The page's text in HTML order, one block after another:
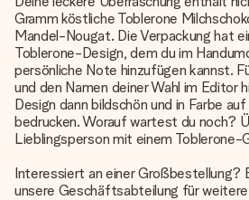
Gramm köstliche Toblerone
Mandel-Nougat. Die Verpackung hat
Toblerone-Design, dem du im
persönliche Note hinzufügen kannst.
und den Namen deiner Wahl im Editor
Design dann bildschön und in Farbe
bedrucken. Worauf wartest du noch?
Lieblingsperson mit einem Toblerone-
Interessiert an einer
unsere Geschäftsabteilung für